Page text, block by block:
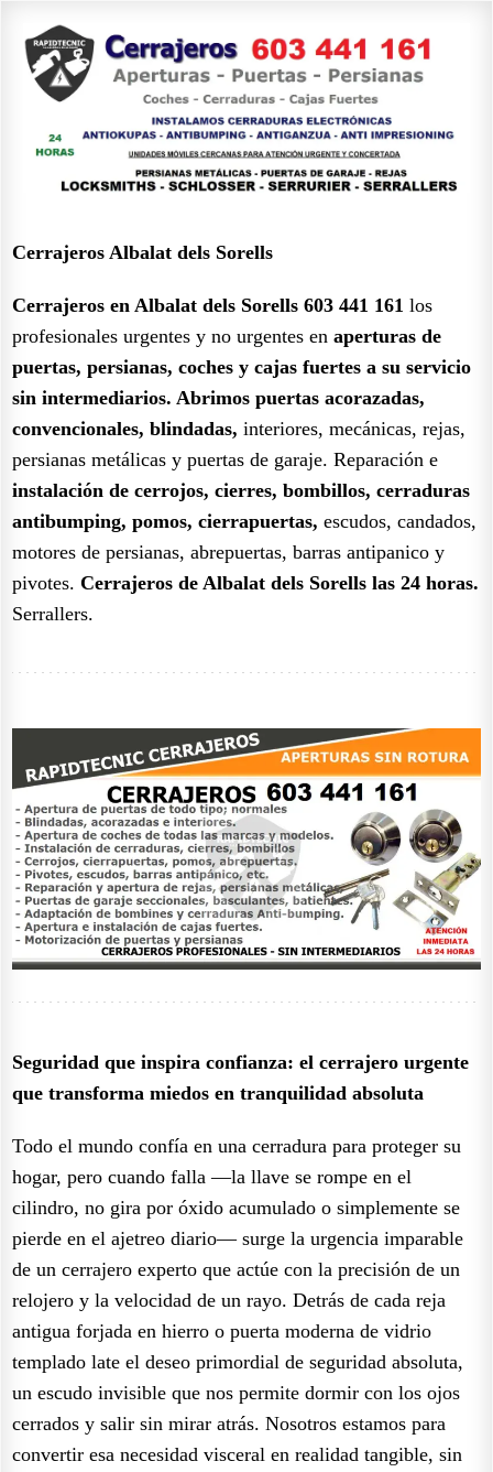
Cerrajeros Albalat dels Sorells
Cerrajeros en Albalat dels Sorells 603 441 161 los
profesionales urgentes y no urgentes en aperturas de
puertas, persianas, coches y cajas fuertes a su servicio
sin intermediarios. Abrimos puertas acorazadas,
convencionales, blindadas, interiores, mecánicas, rejas,
persianas metálicas y puertas de garaje. Reparación e
instalación de cerrojos, cierres, bombillos, cerraduras
antibumping, pomos, cierrapuertas, escudos, candados,
motores de persianas, abrepuertas, barras antipanico y
pivotes. Cerrajeros de Albalat dels Sorells las 24 horas.
Serrallers.
Seguridad que inspira confianza: el cerrajero urgente
que transforma miedos en tranquilidad absoluta
Todo el mundo confía en una cerradura para proteger su
hogar, pero cuando falla —la llave se rompe en el
cilindro, no gira por óxido acumulado o simplemente se
pierde en el ajetreo diario— surge la urgencia imparable
de un cerrajero experto que actúe con la precisión de un
relojero y la velocidad de un rayo. Detrás de cada reja
antigua forjada en hierro o puerta moderna de vidrio
templado late el deseo primordial de seguridad absoluta,
un escudo invisible que nos permite dormir con los ojos
cerrados y salir sin mirar atrás. Nosotros estamos para
convertir esa necesidad visceral en realidad tangible, sin